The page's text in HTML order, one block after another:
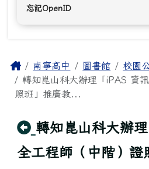
忘記OpenID
主內容區域
Home南寧高中 圖書館
校園
轉知崑山科大辦理「iPAS 資
照班」推廣教...
回上頁
轉知崑山科大辦
全工程師（中階）證